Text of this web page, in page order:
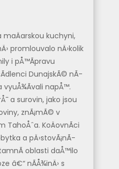
maÄarskou kuchyni,
promlouvalo nÄ›kolik
i pÅ™Ã­pravu
DunajskÃ© nÃ­
vyuÅ¾Ã­vali napÅ™.
a surovin, jako jsou
znÃ¡mÃ© v
TahoÅˆa. KoÄovnÃ­ci
a pÄ›stovÃ¡nÃ­
oblasti daÅ™ilo
â€“ nÃ­Å¾inÄ› s